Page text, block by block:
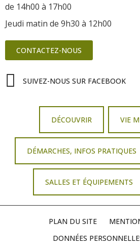
de 14h00 à 17h00
Jeudi matin de 9h30 à 12h00
CONTACTEZ-NOUS
SUIVEZ-NOUS SUR FACEBOOK
DÉCOUVRIR VIE
DÉMARCHES, INFOS PRATIQUES
SALLES ET ÉQUIPEMENTS
PLAN DU SITE
DONNÉES